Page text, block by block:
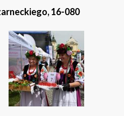
16-080